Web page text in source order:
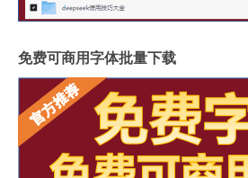
免费可商用字体批量下载